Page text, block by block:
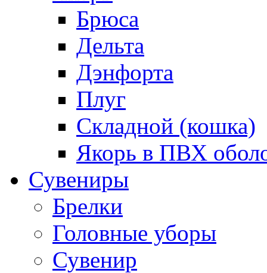
Брюса
Дельта
Дэнфорта
Плуг
Складной (кошка)
Якорь в ПВХ
Сувениры
Брелки
Головные уборы
Сувенир